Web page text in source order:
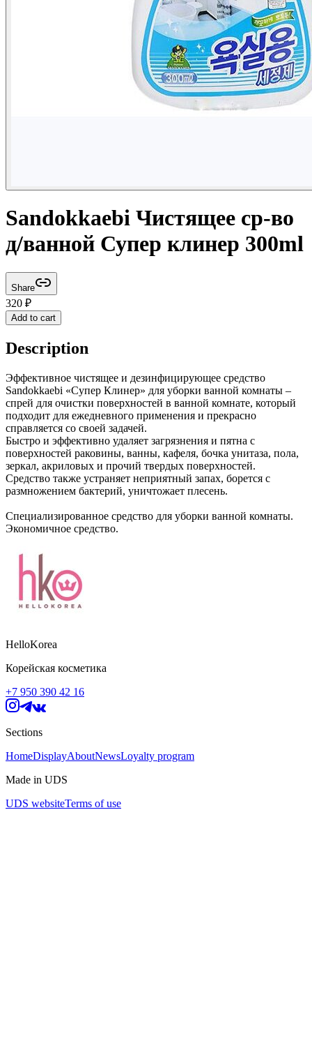
Sandokkaebi Чистящее ср-во
д/ванной Супер клинер 300ml
Share
320 ₽
Add to cart
Description
Эффективное чистящее и дезинфицирующее средство
Sandokkaebi «Супер Клинер» для уборки ванной комнаты –
спрей для очистки поверхностей в ванной комнате, который
подходит для ежедневного применения и прекрасно
справляется со своей задачей.
Быстро и эффективно удаляет загрязнения и пятна с
поверхностей раковины, ванны, кафеля, бочка унитаза, пола,
зеркал, акриловых и прочий твердых поверхностей.
Средство также устраняет неприятный запах, борется с
размножением бактерий, уничтожает плесень.
Специализированное средство для уборки ванной комнаты.
Экономичное средство.
HelloKorea
Корейская косметика
+7 950 390 42 16
Sections
HomeDisplayAboutNewsLoyalty program
Made in UDS
UDS websiteTerms of use